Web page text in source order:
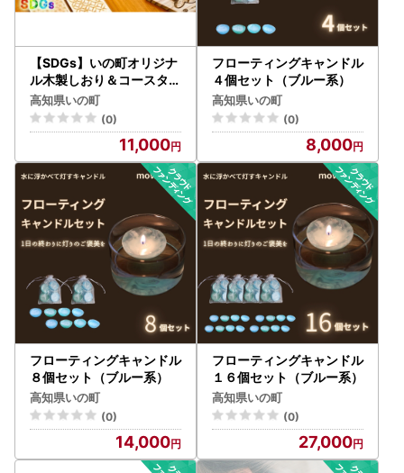
【SDGs】いの町オリジナ
ル木製しおり＆コースター
（風景3種）セット
高知県いの町
(0)
11,000
フローティングキャンドル
４個セット（ブルー系）
高知県いの町
(0)
8,000
フローティングキャンドル
８個セット（ブルー系）
高知県いの町
(0)
14,000
フローティングキャンドル
１６個セット（ブルー系）
高知県いの町
(0)
27,000